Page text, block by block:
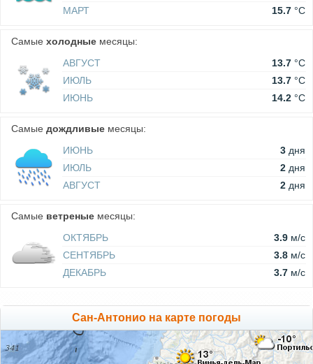
МАРТ
15.7 °C
Самые холодные месяцы:
АВГУСТ
13.7 °C
ИЮЛЬ
13.7 °C
ИЮНЬ
14.2 °C
Самые дождливые месяцы:
ИЮНЬ
3 дня
ИЮЛЬ
2 дня
АВГУСТ
2 дня
Самые ветреные месяцы:
ОКТЯБРЬ
3.9 м/c
СЕНТЯБРЬ
3.8 м/c
ДЕКАБРЬ
3.7 м/c
Сан-Антонио на карте погоды